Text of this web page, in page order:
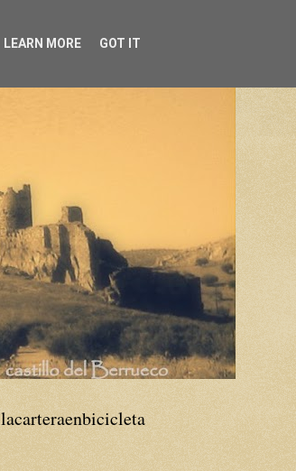
lacarteraenbicicleta
LEARN MORE GOT IT